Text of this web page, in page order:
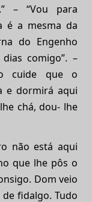
– “Vou para
é a mesma da
do Engenho
comigo”. –
cuide que o
e dormirá aqui
chá, dou- lhe
não está aqui
que lhe pôs o
Dom veio
fidalgo. Tudo